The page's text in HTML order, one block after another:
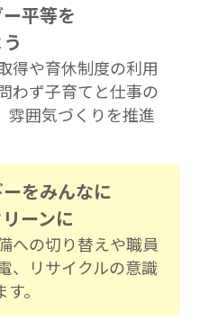
平等を
得や育休制度の利用
わず子育てと仕事の
雰囲気づくりを推進
をみんなに
ーンに
への切り替えや職員
、リサイクルの意識
。